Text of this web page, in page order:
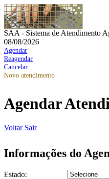
SAA - Sistema de Atendimento
08/08/2026
Agendar
Reagendar
Cancelar
Novo atendimento
Agendar
Voltar Sair
Informações do
Estado: